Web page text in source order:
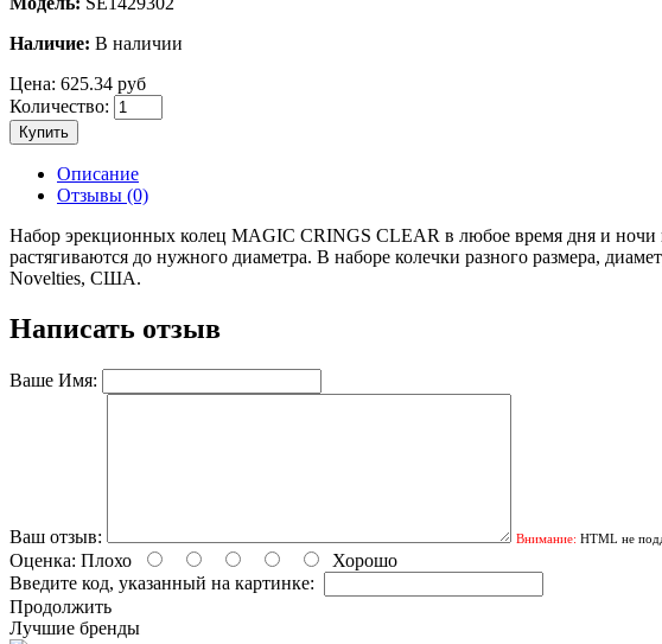
Наличие: В наличии
Цена: 625.34 руб
Количество:
Купить
Описание
Отзывы (0)
Набор эрекционных колец MAGIC CRINGS CLEAR в любое время дня и
растягиваются до нужного диаметра. В наборе колечки разного размера,
Novelties, США.
Написать отзыв
Ваше Имя:
Ваш отзыв: Внимание: HTML не
Оценка: Плохо
Хорошо
Введите код, указанный на картинке:
Продолжить
Лучшие бренды